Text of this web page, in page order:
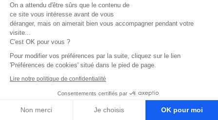
On a attendu d'être sûrs que le contenu de
ce site vous intéresse avant de vous
déranger, mais on aimerait bien vous accompagner pendant votre
visite...
C'est OK pour vous ?
Pour modifier vos préférences par la suite, cliquez sur le lien
'Préférences de cookies' situé dans le pied de page.
Lire notre politique de confidentialité
Consentements certifiés par
Non merci Je choisis OK pour moi